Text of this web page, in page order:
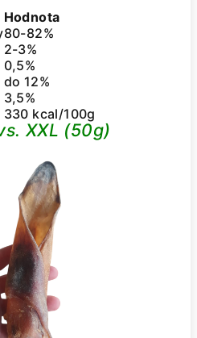
Hodnota
80-82%
2-3%
0,5%
do 12%
3,5%
330 kcal/100g
XXL (50g)